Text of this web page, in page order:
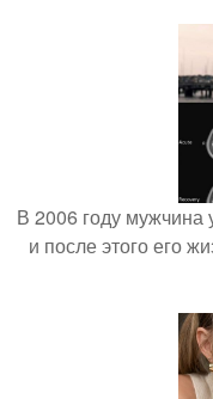
В 2006 году мужчина
и после этого его